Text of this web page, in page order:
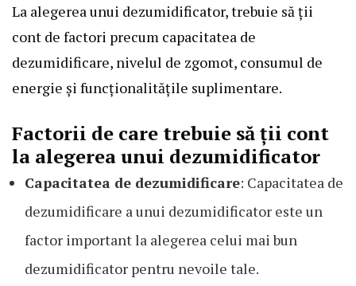
La alegerea unui dezumidificator, trebuie să ții
cont de factori precum capacitatea de
dezumidificare, nivelul de zgomot, consumul de
energie și funcționalitățile suplimentare.
Factorii de care trebuie să ții cont
la alegerea unui dezumidificator
Capacitatea de dezumidificare: Capacitatea de
dezumidificare a unui dezumidificator este un
factor important la alegerea celui mai bun
dezumidificator pentru nevoile tale.